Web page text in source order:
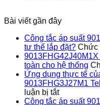
Bài viết gần đây
Công tắc áp suất
tư thế lắp đặt? Chức
toàn cho hệ thống
Ứng dụng thực tế
9013FHG3J27M1
luận bị tắtở
Ứng
Công tắc áp suất